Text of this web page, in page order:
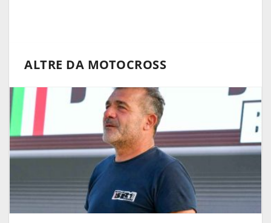
ALTRE DA MOTOCROSS